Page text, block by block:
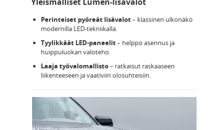
Perinteiset pyöreät lisävalot– klassinen ulkonäkö
modernilla LED-tekniikalla.
Tyylikkäät LED-paneelit– helppo asennus ja
huippuluokan valoteho.
Laaja työvalomallisto– ratkaisut raskaaseen
liikenteeseen ja vaativiin olosuhteisiin.